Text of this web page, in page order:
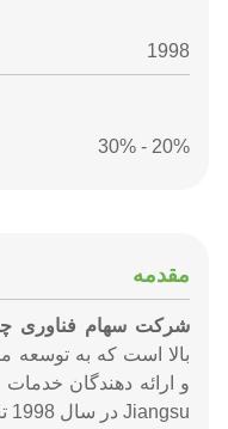
1998
20% - 30%
مقدمه
شرکت سهام فناوری
بالا است که به توسعه
Jiangsu در سال 1998 تاسیس شد.